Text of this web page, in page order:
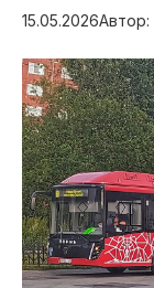
15.05.2026